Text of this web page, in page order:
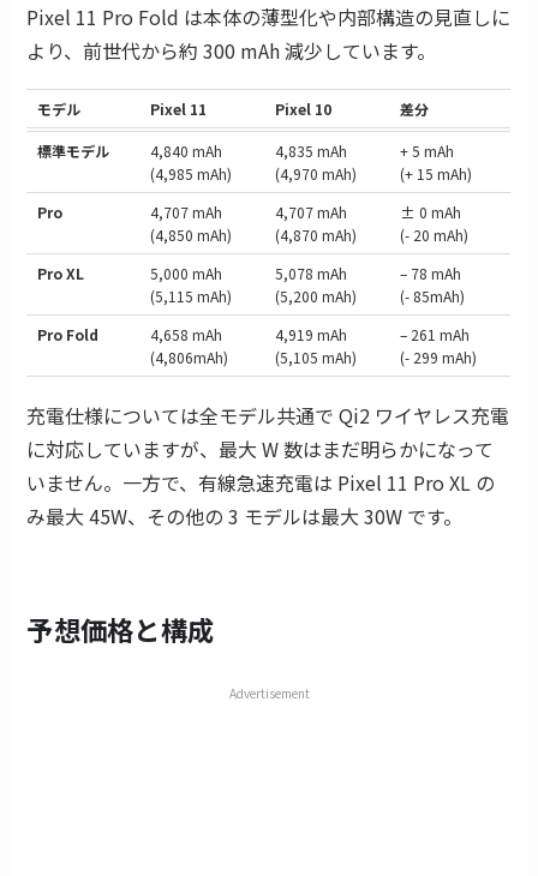
Pixel 11 Pro Fold は本体の薄型化や内部構造の見直しに
より、前世代から約 300 mAh 減少しています。
モデル Pixel 11 Pixel 10 差分
標準モデル
4,840 mAh
(4,985 mAh)
4,835 mAh
(4,970 mAh)
+ 5 mAh
(+ 15 mAh)
Pro
4,707 mAh
(4,850 mAh)
4,707 mAh
(4,870 mAh)
± 0 mAh
(- 20 mAh)
Pro XL
5,000 mAh
(5,115 mAh)
5,078 mAh
(5,200 mAh)
– 78 mAh
(- 85mAh)
Pro Fold
4,658 mAh
(4,806mAh)
4,919 mAh
(5,105 mAh)
– 261 mAh
(- 299 mAh)
充電仕様については全モデル共通で Qi2 ワイヤレス充電
に対応していますが、最大 W 数はまだ明らかになって
いません。一方で、有線急速充電は Pixel 11 Pro XL の
み最大 45W、その他の 3 モデルは最大 30W です。
予想価格と構成
Advertisement